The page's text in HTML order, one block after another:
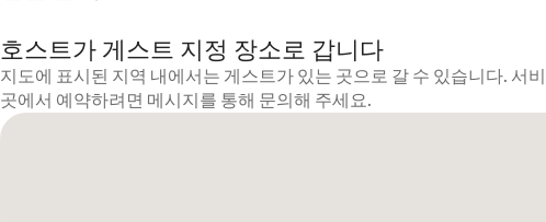
호스트가 게스트 지정 장소로 갑니다
지도에 표시된 지역 내에서는 게스트가 있는 곳으로 갈 수 있습니다. 서
곳에서 예약하려면 메시지를 통해 문의해 주세요.